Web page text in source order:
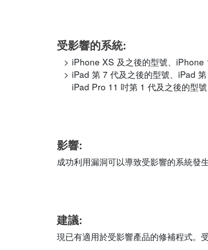
受影響的系統:
iPhone XS 及之後的型號、iPhone
iPad 第 7 代及之後的型號、iPad
iPad Pro 11 吋第 1 代及之後的型
影響:
成功利用漏洞可以導致受影響的系統發
建議:
現已有適用於受影響產品的修補程式。